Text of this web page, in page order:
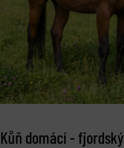
Kůň domácí - fjordský